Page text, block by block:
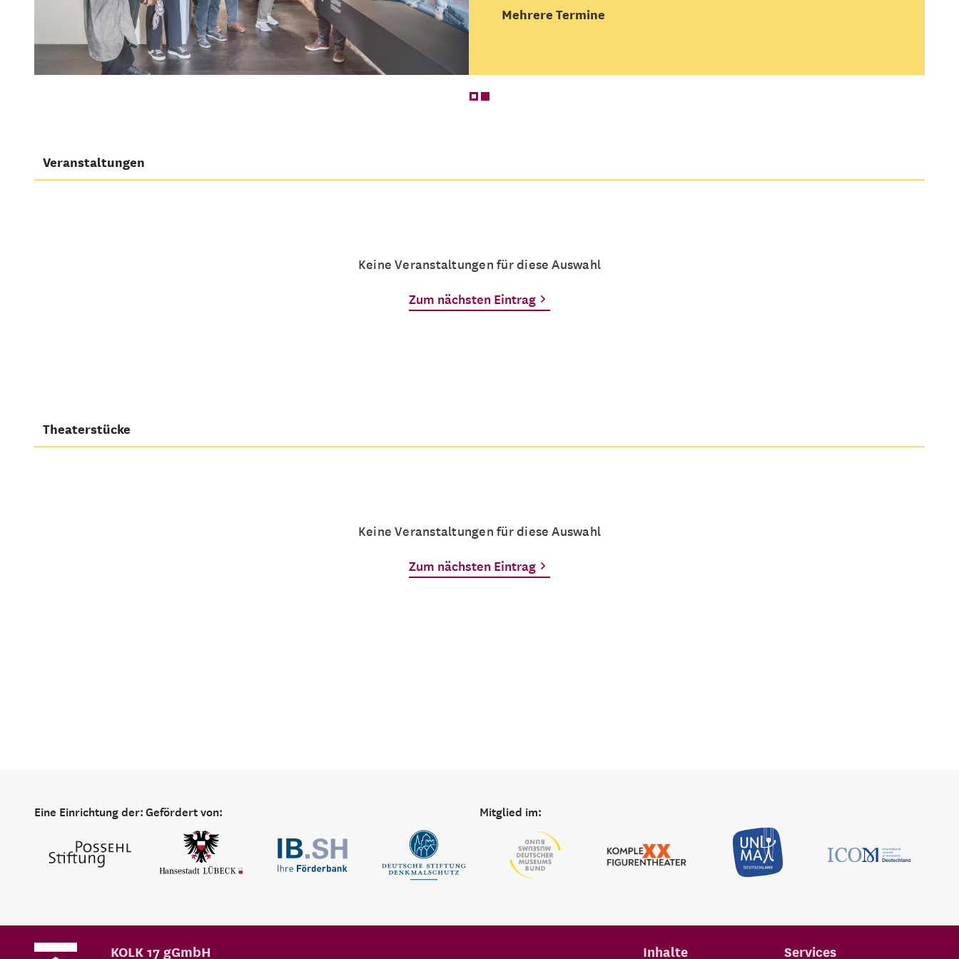
Mehrere Termine
Veranstaltungen
Keine Veranstaltungen für diese Auswahl
Zum nächsten Eintrag
Theaterstücke
Keine Veranstaltungen für diese Auswahl
Zum nächsten Eintrag
Eine Einrichtung der:Gefördert von: Mitglied im:
Inhalte Services
KOLK 17 gGmbH